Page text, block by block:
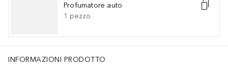
Profumatore auto
1 pezzo
INFORMAZIONI PRODOTTO